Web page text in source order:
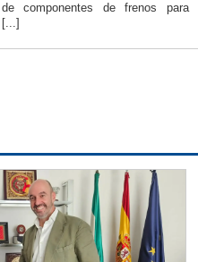
componentes de frenos para